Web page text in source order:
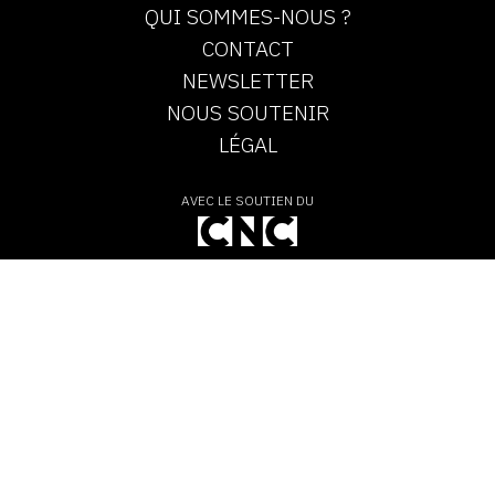
QUI SOMMES-NOUS ?
CONTACT
NEWSLETTER
NOUS SOUTENIR
LÉGAL
AVEC LE SOUTIEN DU